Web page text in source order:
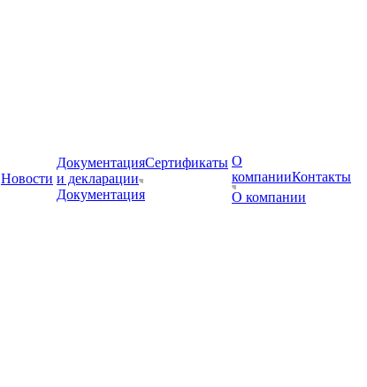
Новости
ДокументацияСертификаты
и декларации
Документация
О
компанииКонтакты
О компании